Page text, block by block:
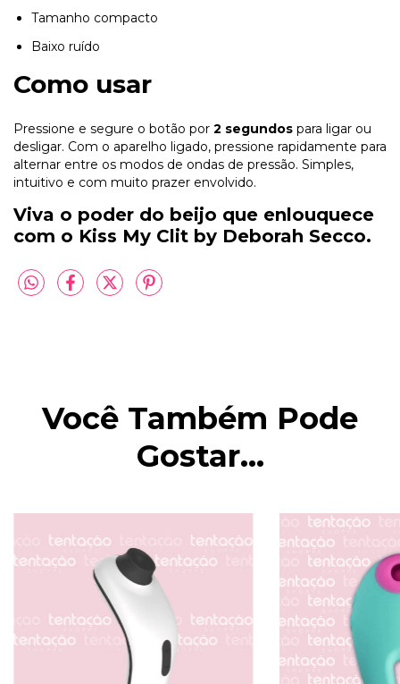
Tamanho compacto
Baixo ruído
Como usar
Pressione e segure o botão por 2 segundos para ligar ou
desligar. Com o aparelho ligado, pressione rapidamente para
alternar entre os modos de ondas de pressão. Simples,
intuitivo e com muito prazer envolvido.
Viva o poder do beijo que enlouquece
com o Kiss My Clit by Deborah Secco.
Você Também Pode
Gostar...